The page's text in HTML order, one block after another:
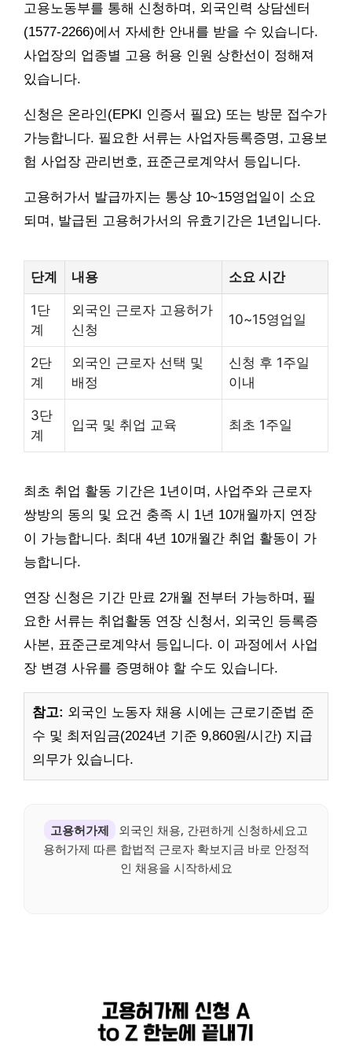
고용노동부를 통해 신청하며, 외국인력 상담센터
(1577-2266)에서 자세한 안내를 받을 수 있습니다.
사업장의 업종별 고용 허용 인원 상한선이 정해져
있습니다.
신청은 온라인(EPKI 인증서 필요) 또는 방문 접수가
가능합니다. 필요한 서류는 사업자등록증명, 고용보
험 사업장 관리번호, 표준근로계약서 등입니다.
고용허가서 발급까지는 통상 10~15영업일이 소요
되며, 발급된 고용허가서의 유효기간은 1년입니다.
단계 내용 소요 시간
1단
계
외국인 근로자 고용허가
신청
10~15영업일
2단
계
외국인 근로자 선택 및
배정
신청 후 1주일
이내
3단
계
입국 및 취업 교육 최초 1주일
최초 취업 활동 기간은 1년이며, 사업주와 근로자
쌍방의 동의 및 요건 충족 시 1년 10개월까지 연장
이 가능합니다. 최대 4년 10개월간 취업 활동이 가
능합니다.
연장 신청은 기간 만료 2개월 전부터 가능하며, 필
요한 서류는 취업활동 연장 신청서, 외국인 등록증
사본, 표준근로계약서 등입니다. 이 과정에서 사업
장 변경 사유를 증명해야 할 수도 있습니다.
참고: 외국인 노동자 채용 시에는 근로기준법 준
수 및 최저임금(2024년 기준 9,860원/시간) 지급
의무가 있습니다.
고용허가제
외국인 채용, 간편하게 신청하세요고
용허가제 따른 합법적 근로자 확보지금 바로 안정적
인 채용을 시작하세요